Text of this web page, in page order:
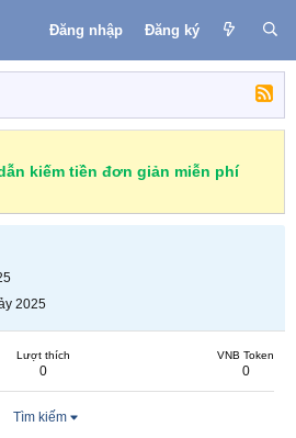
Đăng nhập Đăng ký
kiếm tiền đơn giản miễn phí
2025
Lượt thích
0
VNB Token
0
Tìm kiếm